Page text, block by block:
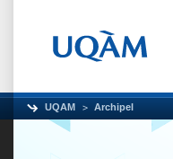
UQAM Archipel